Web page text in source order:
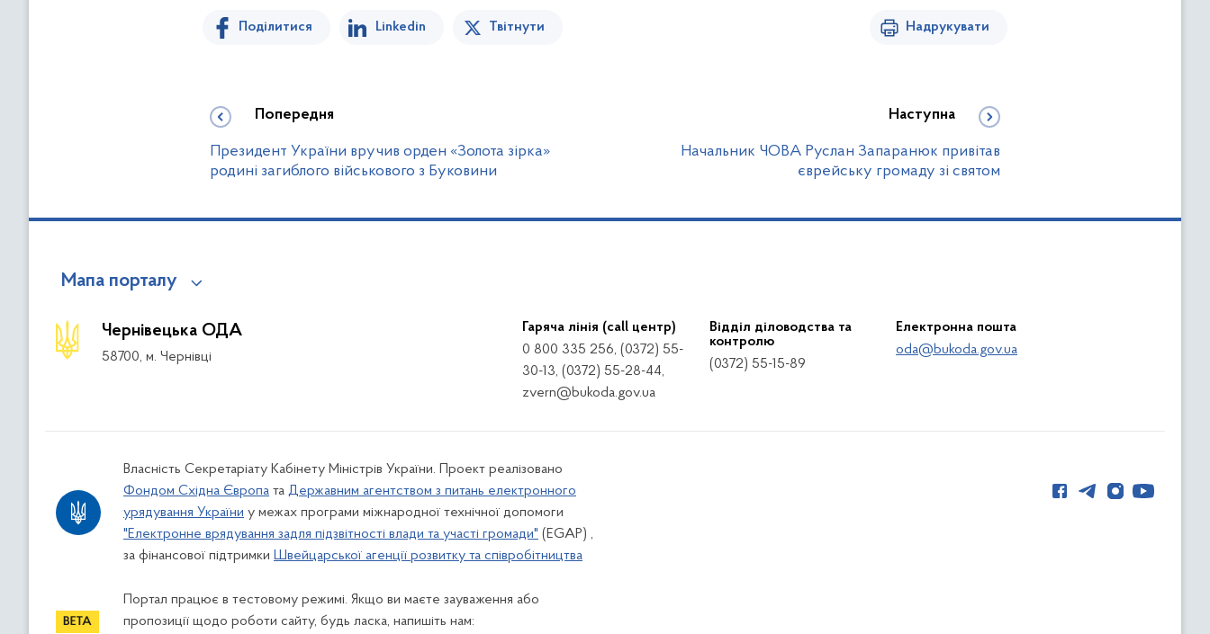
Поділитися Linkedin Твітнути Надрукувати
Попередня
Президент України вручив орден «Золота зірка»
родині загиблого військового з Буковини
Наступна
Начальник ЧОВА Руслан Запаранюк привітав
єврейську громаду зі святом
Мапа порталу
Чернівецька ОДА
58700, м. Чернівці
Гаряча лінія (call центр)
0 800 335 256, (0372) 55-
30-13, (0372) 55-28-44,
zvern@bukoda.gov.ua
Відділ діловодства та
контролю
(0372) 55-15-89
Електронна пошта
oda@bukoda.gov.ua
Власність Секретаріату Кабінету Міністрів України. Проект реалізовано
Фондом Східна Європа та Державним агентством з питань електронного
урядування України у межах програми міжнародної технічної допомоги
"Електронне врядування задля підзвітності влади та участі громади" (EGAP) ,
за фінансової підтримки Швейцарської агенції розвитку та співробітництва
Портал працює в тестовому режимі. Якщо ви маєте зауваження або
пропозиції щодо роботи сайту, будь ласка, напишіть нам: